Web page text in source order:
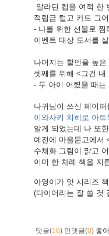
알라딘 컵을 여적 한
적립금 털고 카드 그
- 나를 위한 선물로
이벤트 대상 도서를
나머지는 할인율 높
셋째를 위해 <그건
- 두 아이 어렸을 때는
나귀님이 쓰신 페이퍼
이와사키 치히로 아
알게 되었는데 나 또
예전에 마을문고에서
수채화 그림이 맑고
이미 한 차례 책을 지
아영이가 앗 시리즈
(다이어리는 잘 쓸 것
댓글(16) 먼댓글(0) 좋